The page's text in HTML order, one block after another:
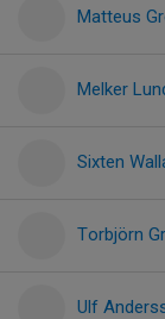
Matteus
Melker
Sixten
Torbjörn
Ulf